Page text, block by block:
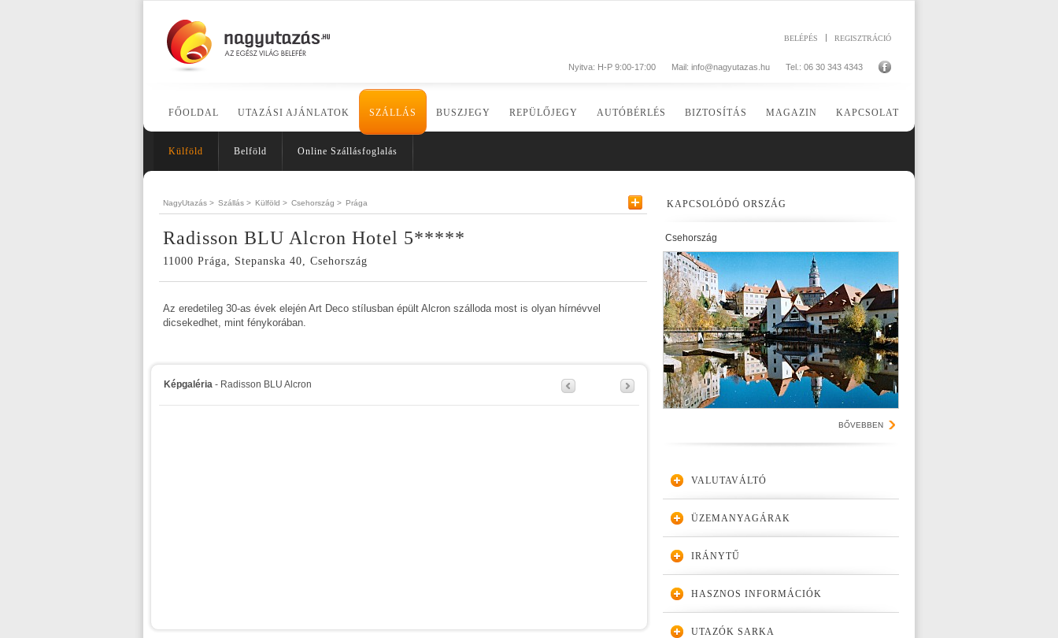
REGISZTRÁCIÓ
BELÉPÉS
Tel.: 06 30 343 4343
Mail: info@nagyutazas.hu
Nyitva: H-P 9:00-17:00
FŐOLDAL UTAZÁSI AJÁNLATOK SZÁLLÁS BUSZJEGY REPÜLŐJEGY AUTÓBÉRLÉS BIZTOSÍTÁS MAGAZIN KAPCSOLAT
Külföld Belföld Online Szállásfoglalás
NagyUtazás > Szállás > Külföld > Csehország > Prága
Radisson BLU Alcron Hotel 5*****
11000 Prága, Stepanska 40, Csehország
Az eredetileg 30-as évek elején Art Deco stílusban épült Alcron szálloda most is olyan hírnévvel
dicsekedhet, mint fénykorában.
Képgaléria - Radisson BLU Alcron
KAPCSOLÓDÓ ORSZÁG
Csehország
BŐVEBBEN
VALUTAVÁLTÓ
ÜZEMANYAGÁRAK
IRÁNYTŰ
HASZNOS INFORMÁCIÓK
UTAZÓK SARKA